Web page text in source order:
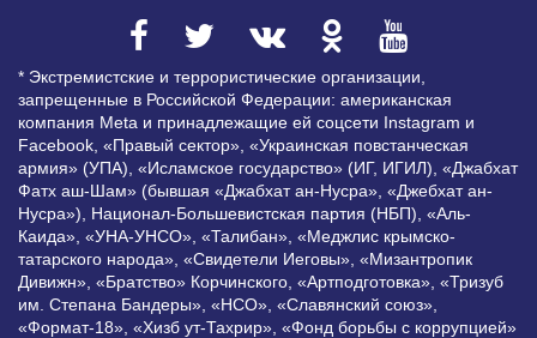
* Экстремистские и террористические организации,
запрещенные в Российской Федерации: американская
компания Meta и принадлежащие ей соцсети Instagram и
Facebook, «Правый сектор», «Украинская повстанческая
армия» (УПА), «Исламское государство» (ИГ, ИГИЛ), «Джабхат
Фатх аш-Шам» (бывшая «Джабхат ан-Нусра», «Джебхат ан-
Нусра»), Национал-Большевистская партия (НБП), «Аль-
Каида», «УНА-УНСО», «Талибан», «Меджлис крымско-
татарского народа», «Свидетели Иеговы», «Мизантропик
Дивижн», «Братство» Корчинского, «Артподготовка», «Тризуб
им. Степана Бандеры», «НСО», «Славянский союз»,
«Формат-18», «Хизб ут-Тахрир», «Фонд борьбы с коррупцией»